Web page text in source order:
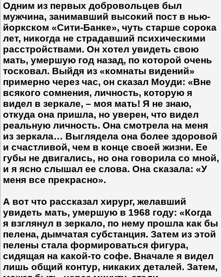
Одним из первых добровольцев был
мужчина, занимавший высокий пост в нью-
йоркском «Сити-Банке», чуть старше сорока
лет, никогда не страдавший психическими
расстройствами. Он хотел увидеть свою
мать, умершую год назад, по которой очень
тосковал. Выйдя из «комнаты видений»
примерно через час, он сказал Моуди: «Вне
всякого сомнения, личность, которую я
видел в зеркале, – моя мать! Я не знаю,
откуда она пришла, но уверен, что видел
реальную лич­ность. Она смотрела на меня
из зеркала… Выглядела она более здоровой
и счастливой, чем в конце своей жизни. Ее
губы не дви­гались, но она говорила со мной,
и я ясно слышал ее слова. Она сказала: «У
меня все прекрасно».
А вот что рассказал хирург, желавший
увидеть мать, умершую в 1968 году: «Когда
я взглянул в зеркало, по нему прошла как бы
пелена, дымчатая субстанция. Затем из этой
пелены стала формироваться фигура,
сидящая на какой-то софе. Вначале я видел
лишь общий контур, никаких деталей. Затем,